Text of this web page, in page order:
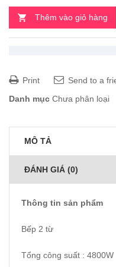
Thêm vào giỏ hàng
Print
Send to a
Danh mục Chưa phân loại
MÔ TẢ
ĐÁNH GIÁ (0)
Thông tin sản phẩm
Bếp 2 từ
Tổng công suất : 4800W